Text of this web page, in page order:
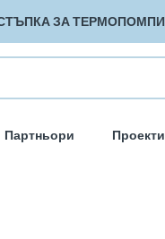
ЗА ТЕРМОПОМПИ
Партньори Проекти